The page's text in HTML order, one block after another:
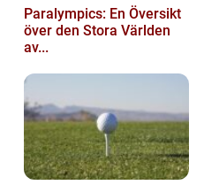
Paralympics: En Översikt
över den Stora Världen
av...